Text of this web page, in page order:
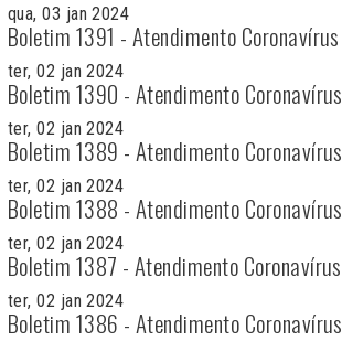
qua, 03 jan 2024
Boletim 1391 - Atendimento Coronavírus
ter, 02 jan 2024
Boletim 1390 - Atendimento Coronavírus
ter, 02 jan 2024
Boletim 1389 - Atendimento Coronavírus
ter, 02 jan 2024
Boletim 1388 - Atendimento Coronavírus
ter, 02 jan 2024
Boletim 1387 - Atendimento Coronavírus
ter, 02 jan 2024
Boletim 1386 - Atendimento Coronavírus